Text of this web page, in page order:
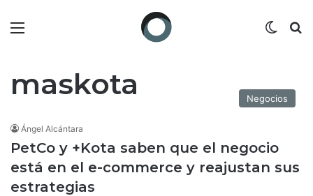
maskota Negocios
Ángel Alcántara
PetCo y +Kota saben que el negocio
está en el e-commerce y reajustan sus
estrategias